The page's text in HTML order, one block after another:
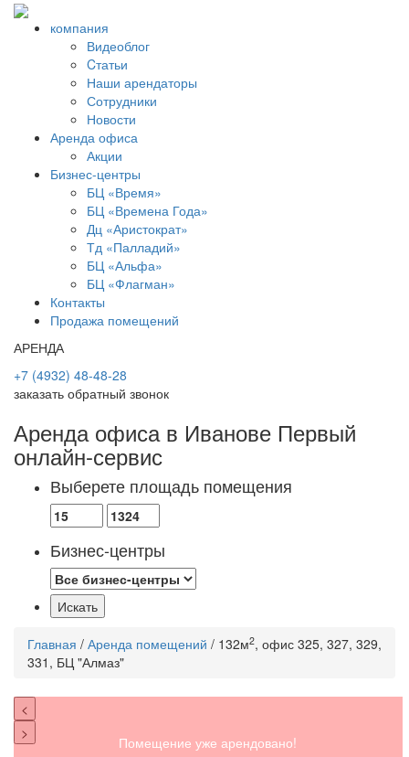
компания
Видеоблог
Cтатьи
Наши арендаторы
Сотрудники
Новости
Аренда офиса
Акции
Бизнес-центры
БЦ «Время»
БЦ «Времена Года»
Дц «Аристократ»
Тд «Палладий»
БЦ «Альфа»
БЦ «Флагман»
Контакты
Продажа помещений
АРЕНДА
+7 (4932) 48-48-28
заказать обратный звонок
Аренда офиса в Иванове Первый
онлайн-сервис
Выберете площадь помещения
Бизнес-центры
Главная / Аренда помещений / 132м2, офис 325, 327, 329,
331, БЦ "Алмаз"
Помещение уже арендовано!
<
>